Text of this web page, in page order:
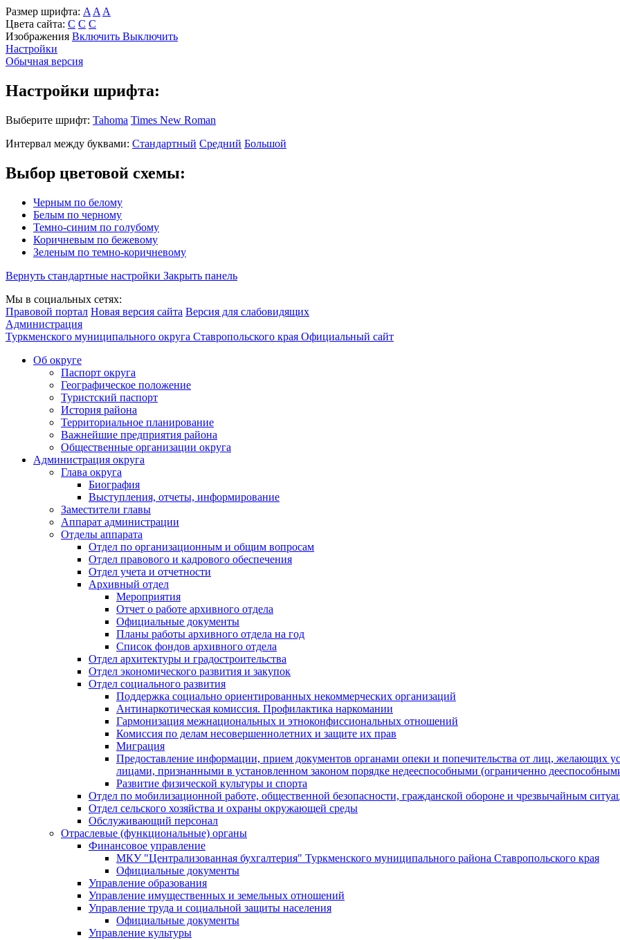
Размер шрифта: A A A
Цвета сайта: С С С
Изображения Включить Выключить
Настройки
Обычная версия
Настройки шрифта:
Выберите шрифт: Tahoma Times New Roman
Интервал между буквами: Стандартный Средний Большой
Выбор цветовой схемы:
Черным по белому
Белым по черному
Темно-синим по голубому
Коричневым по бежевому
Зеленым по темно-коричневому
Вернуть стандартные настройки Закрыть панель
Мы в социальных сетях:
Правовой портал Новая версия сайта Версия для слабовидящих
Администрация
Туркменского муниципального округа Ставропольского края Официальный сайт
Об округе
Паспорт округа
Географическое положение
Туристский паспорт
История района
Территориальное планирование
Важнейшие предприятия района
Общественные организации округа
Администрация округа
Глава округа
Биография
Выступления, отчеты, информирование
Заместители главы
Аппарат администрации
Отделы аппарата
Отдел по организационным и общим вопросам
Отдел правового и кадрового обеспечения
Отдел учета и отчетности
Архивный отдел
Мероприятия
Отчет о работе архивного отдела
Официальные документы
Планы работы архивного отдела на год
Список фондов архивного отдела
Отдел архитектуры и градостроительства
Отдел экономического развития и закупок
Отдел социального развития
Поддержка социально ориентированных некоммерческих организаций
Антинаркотическая комиссия. Профилактика наркомании
Гармонизация межнациональных и этноконфиссиональных отношений
Комиссия по делам несовершеннолетних и защите их прав
Миграция
Предоставление информации, прием документов органами опеки и попечительства от лиц, желающих
лицами, признанными в установленном законом порядке недееспособными (ограниченно
Развитие физической культуры и спорта
Отдел по мобилизационной работе, общественной безопасности, гражданской оборонe и чрезвычайным
Отдел сельского хозяйства и охраны окружающей среды
Обслуживающий персонал
Отраслевые (функциональные) органы
Финансовое управление
МКУ "Централизованная бухгалтерия" Туркменского муниципального района Ставропольского края
Официальные документы
Управление образования
Управление имущественных и земельных отношений
Управление труда и социальной защиты населения
Официальные документы
Управление культуры